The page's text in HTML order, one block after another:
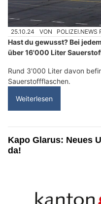
25.10.24 VON POLIZEI.NEWS
Hast du gewusst? Bei
über 16'000 Liter
Rund 3'000 Liter davon
Sauerstoffflaschen.
Weiterlesen
Kapo Glarus: Neues
da!